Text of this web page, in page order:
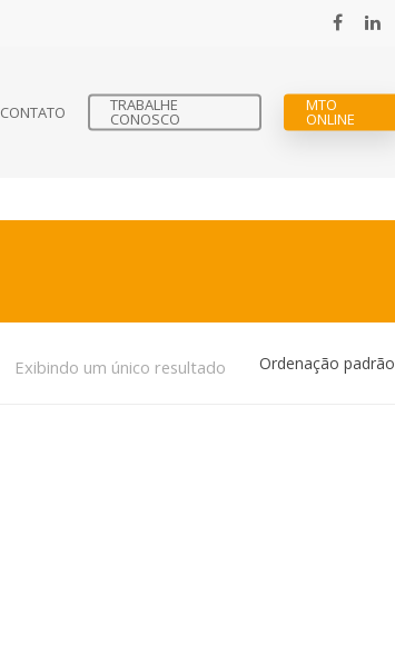
CONTATO TRABALHE
CONOSCO
MTO
ONLINE
Ordenação padrão
Exibindo um único resultado